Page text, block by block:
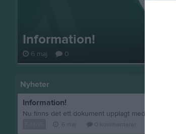
Information!
6 maj 0
Nyheter
Information!